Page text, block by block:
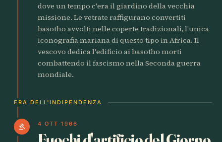
dove un tempo c'era il giardino della vecchia
missione. Le vetrate raffigurano convertiti
basotho avvolti nelle coperte tradizionali, l'unica
iconografia mariana di questo tipo in Africa. Il
vescovo dedica l'edificio ai basotho morti
combattendo il fascismo nella Seconda guerra
mondiale.
ERA DELL'INDIPENDENZA
gavel 4 OTT 1966